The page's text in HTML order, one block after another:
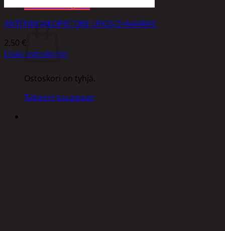
Ostoskori on tyhjä.
Takaisin kauppaan
ANTENNI JAKOPISTOKE UROS/2×NAARAS
2,50 €
Lisää ostoskoriin